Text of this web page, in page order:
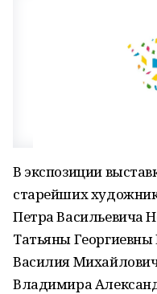
В экспозиции
старейших
Петра Васильевича
Татьяны Георгиевны
Василия
Владимира